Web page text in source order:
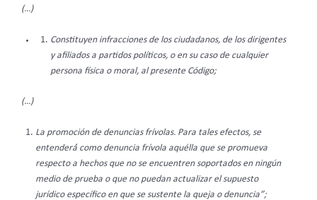
(…)
Constituyen infracciones de los ciudadanos, de los dirigentes
y afiliados a partidos políticos, o en su caso de cualquier
persona física o moral, al presente Código;
(…)
La promoción de denuncias frívolas. Para tales efectos, se
entenderá́ como denuncia frívola aquélla que se promueva
respecto a hechos que no se encuentren soportados en ningún
medio de prueba o que no puedan actualizar el supuesto
jurídico específico en que se sustente la queja o denuncia”;